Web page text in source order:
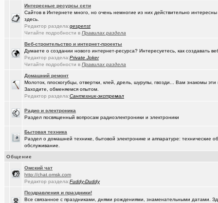
FM-радиостанции в Омске и Омской области
Посоветуйте хорошего массажиста.
Где хорошие кроссовки купить?(tramov)
Леонид Полежаев возращается на пост губернатора!(Portishe..) +1
клипы, поднимающие русский (российский) дух.
На что обратить внимание при выборе жены?
Zennoposter мой опыт использования
!
.,.(DEMON) +9
Техника и другие товары с гарантией в наличии и под заказ(mannerman)
Brugmann,VEKA,Gealan - надёжные Балконы и Окна ПВХ в Омске.
Добро пожаловать! Принципы общения на Омском форуме!
Цифровое телевидение в Омске
Интересные ресурсы сети
Сайтов в Интернете много, но очень немногие из них действительно
здесь.
Редактор раздела:gespenst
Читайте подробности в Правилах раздела
Веб-строительство и интернет-проекты
Думаете о создании нового интернет-ресурса? Интересуетесь, как создавать
Редактор раздела:Private Joker
Читайте подробности в Правилах раздела
Домашний ремонт
Молоток, плоскогубцы, отвертки, клей, дрель, шурупы, гвозди... Вам знакомы
Заходите, обменяемся опытом.
Редактор раздела:Сантехник-экстремал
Радио и электроника
Раздел посвященный вопросам радиоэлектроники и электроники
Бытовая техника
Раздел о домашней технике, бытовой электронике и аппаратуре: технические
обслуживание.
Общение
Oмский чат
http://chat.omsk.com
Редактор раздела:Fuddy-Duddy
Поздравления и праздники!
Все связанное с праздниками, днями рождениями, знаменательными датами.